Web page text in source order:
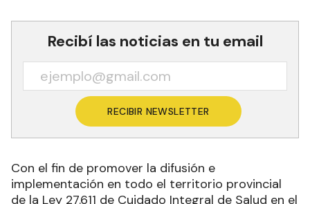
Recibí las noticias en tu email
RECIBIR NEWSLETTER
Con el fin de promover la difusión e
implementación en todo el territorio provincial
de la Ley 27.611 de Cuidado Integral de Salud en el